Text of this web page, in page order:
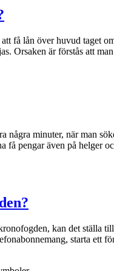
få lån över huvud taget
Orsaken är förstås att
några minuter, när man
få pengar även på
kan det
starta ett